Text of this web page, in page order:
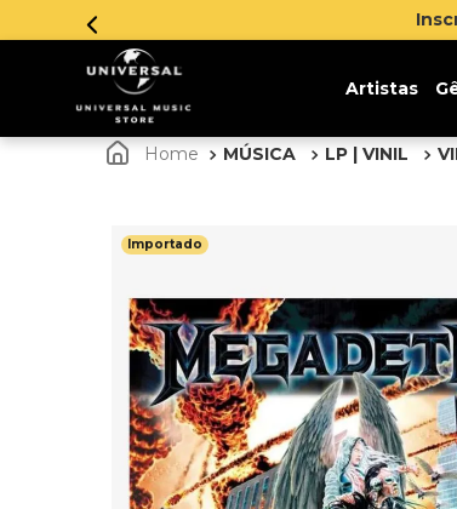
5% de desconto na sua primeira compra
Artistas
MÚSICA LP | VINIL
Importado